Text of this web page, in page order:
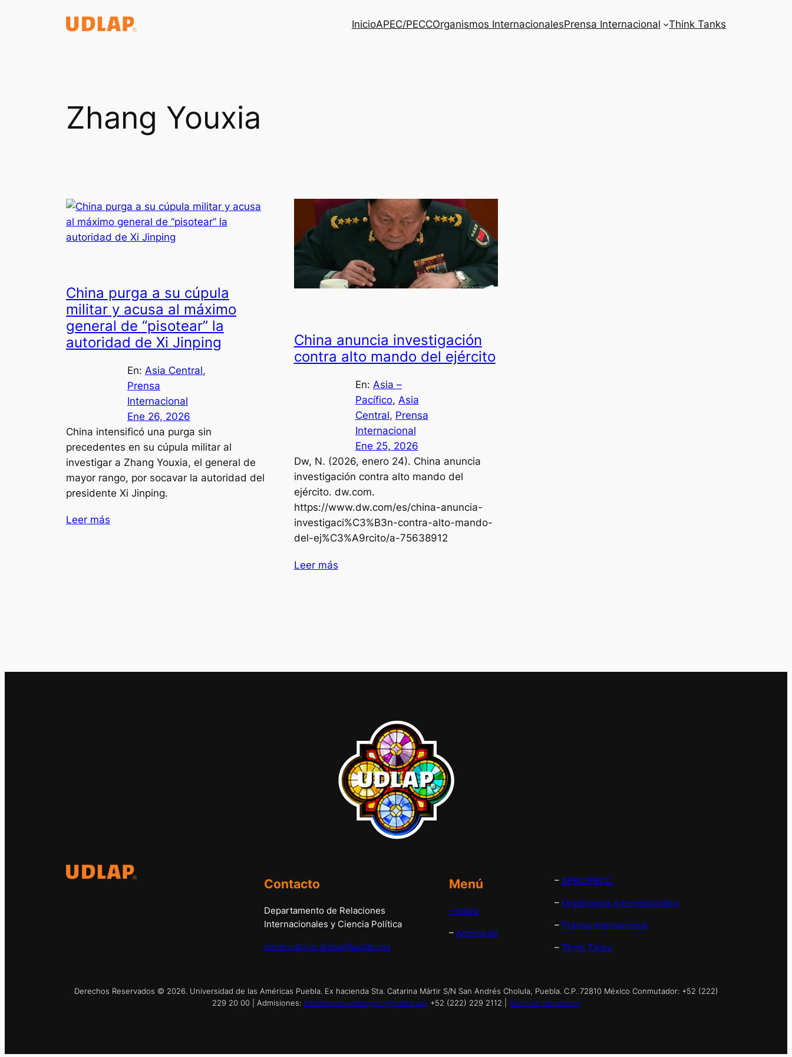
InicioAPEC/PECCOrganismos InternacionalesPrensa Internacional Think Tanks
Zhang Youxia
China purga a su cúpula
militar y acusa al máximo
general de “pisotear” la
autoridad de Xi Jinping
En: Asia Central
Prensa
Internacional
Ene 26, 2026
China intensificó una purga sin
precedentes en su cúpula militar al
investigar a Zhang Youxia, el general de
mayor rango, por socavar la autoridad del
presidente Xi Jinping.
Leer más
China anuncia investigación
contra alto mando del ejército
En: Asia –
Pacífico, Asia
Central, Prensa
Internacional
Ene 25, 2026
Dw, N. (2026, enero 24). China anuncia
investigación contra alto mando del
ejército. dw.com.
https://www.dw.com/es/china-anuncia-
investigaci%C3%B3n-contra-alto-mando-
del-ej%C3%A9rcito/a-75638912
Leer más
Contacto
Departamento de Relaciones
Internacionales y Ciencia Política
observatorio.global@udlap.mx
Menú
– Inicio
– Acerca de
– APEC/PECC
– Organismos Internacionales
– Prensa Internacional
– Think Tanks
Derechos Reservados © 2026. Universidad de las Américas Puebla. Ex hacienda Sta. Catarina Mártir S/N San Andrés Cholula, Puebla. C.P. 72810 México Conmutador: +52 (222)
229 20 00 | Admisiones: informes.nuevoingreso@udlap.mx +52 (222) 229 2112 | Aviso de privacidad